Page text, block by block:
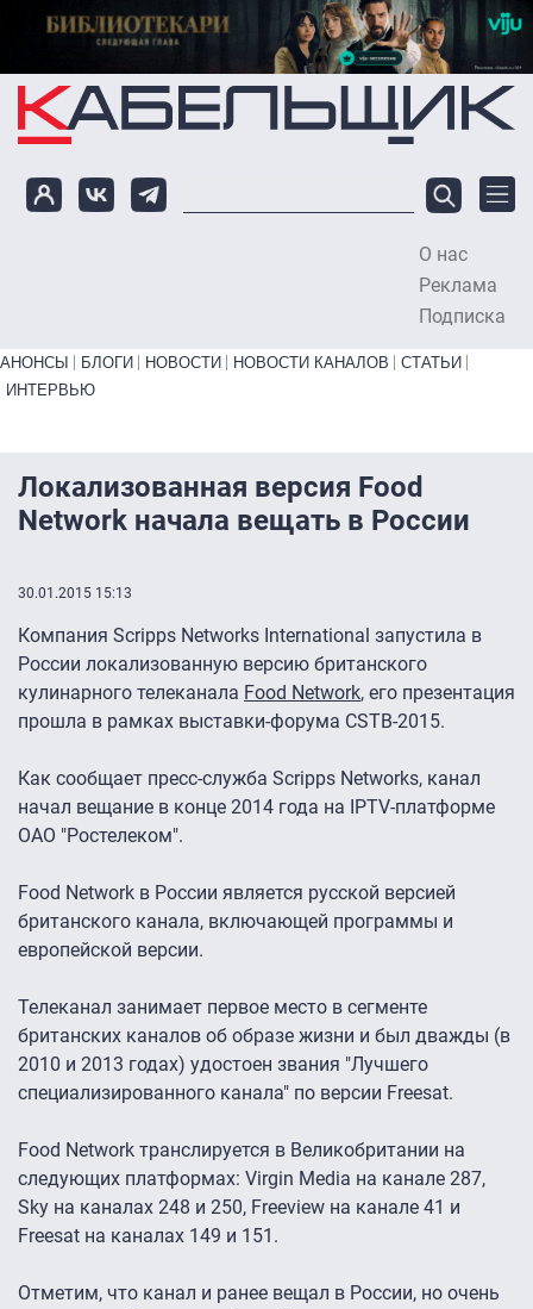
Перейти к основному содержанию
О нас
Реклама
Подписка
Primary links bottom
АНОНСЫ БЛОГИ НОВОСТИ НОВОСТИ КАНАЛОВ
СТАТЬИ
ИНТЕРВЬЮ
Локализованная версия Food
Network начала вещать в России
30.01.2015 15:13
Компания Scripps Networks International запустила в
России локализованную версию британского
кулинарного телеканала Food Network, его презентация
прошла в рамках выставки-форума CSTB-2015.
Как сообщает пресс-служба Scripps Networks, канал
начал вещание в конце 2014 года на IPTV-платформе
ОАО "Ростелеком".
Food Network в России является русской версией
британского канала, включающей программы и
европейской версии.
Телеканал занимает первое место в сегменте
британских каналов об образе жизни и был дважды (в
2010 и 2013 годах) удостоен звания "Лучшего
специализированного канала" по версии Freesat.
Food Network транслируется в Великобритании на
следующих платформах: Virgin Media на канале 287,
Sky на каналах 248 и 250, Freeview на канале 41 и
Freesat на каналах 149 и 151.
Отметим, что канал и ранее вещал в России, но очень